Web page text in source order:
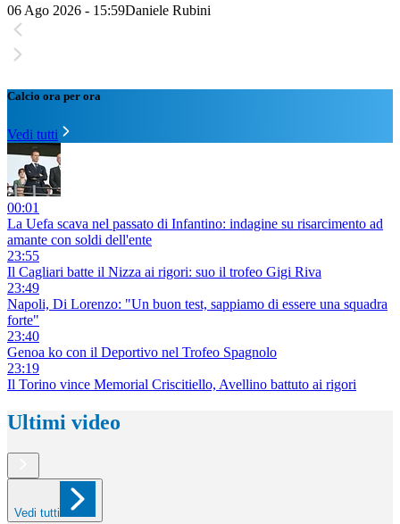
06 Ago 2026 - 15:59Daniele Rubini
Calcio ora per ora
Vedi tutti
00:01
La Uefa scava nel passato di Infantino: indagine su risarcimento ad
amante con soldi dell'ente
23:55
Il Cagliari batte il Nizza ai rigori: suo il trofeo Gigi Riva
23:49
Napoli, Di Lorenzo: "Un buon test, sappiamo di essere una squadra
forte"
23:40
Genoa ko con il Deportivo nel Trofeo Spagnolo
23:19
Il Torino vince Memorial Criscitiello, Avellino battuto ai rigori
Ultimi video
Vedi tutti